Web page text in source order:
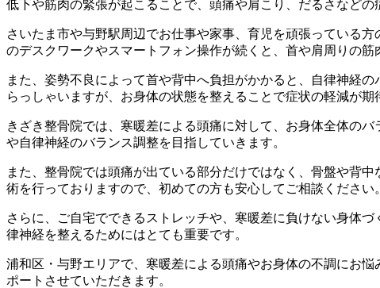
低下や筋肉の緊張が起こることで、頭痛や肩こり、だるさなどの
さいたま市や与野駅周辺でお仕事や家事、育児を頑張っている
のデスクワークやスマートフォン操作が続くと、首や肩周りの
また、姿勢不良によって首や背中へ負担がかかると、自律神経
らっしゃいますが、お身体の状態を整えることで症状の軽減が期
きざき整骨院では、寒暖差による頭痛に対して、お身体全体の
や自律神経のバランス調整を目指していきます。
また、整骨院では頭痛が出ている部分だけではなく、骨盤や背
術を行っておりますので、初めての方も安心してご相談ください。
さらに、ご自宅でできるストレッチや、寒暖差に負けない身体
律神経を整えるためにはとても重要です。
浦和区・与野エリアで、寒暖差による頭痛やお身体の不調にお
ポートさせていただきます。